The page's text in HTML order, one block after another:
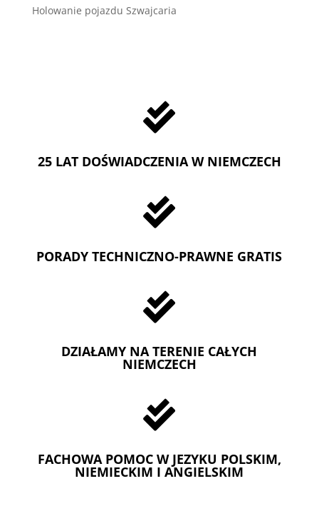
Holowanie pojazdu Szwajcaria

25 LAT DOŚWIADCZENIA W NIEMCZECH

PORADY TECHNICZNO-PRAWNE GRATIS

DZIAŁAMY NA TERENIE CAŁYCH
NIEMCZECH

FACHOWA POMOC W JEZYKU POLSKIM,
NIEMIECKIM I ANGIELSKIM